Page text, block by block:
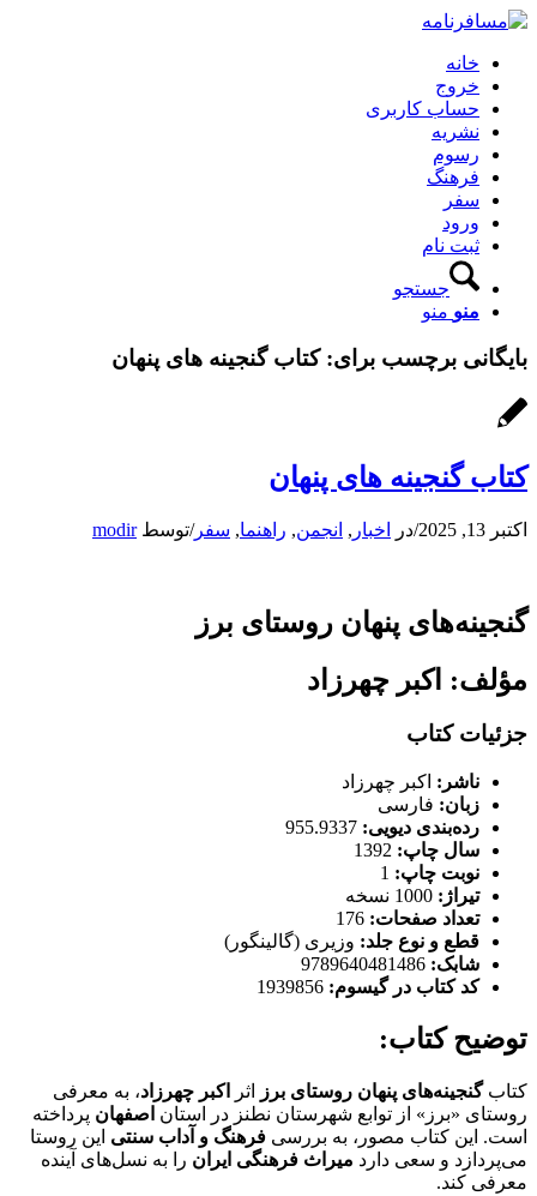
خانه
خروج
حساب کاربری
نشریه
رسوم
فرهنگ
سفر
ورود
ثبت نام
جستجو
منو منو
بایگانی برچسب برای:کتاب گنجینه های پنهان
کتاب گنجینه های پنهان
اکتبر 13, 2025 /در اخبار , انجمن, راهنما, سفر/توسطmodir
گنجینه‌های پنهان روستای برز
مؤلف: اکبر چهرزاد
جزئیات کتاب
ناشر: اکبر چهرزاد
زبان: فارسی
رده‌بندی دیویی:
سال چاپ:
نوبت چاپ:
تیراژ:
تعداد صفحات:
قطع و نوع جلد: وزیری (گالینگور)
شابک:
کد کتاب در گیسوم:
توضیح کتاب:
کتابگنجینه‌های پنهان روستای برز اثر اکبر چهرزاد، به معرفی
روستای «برز» از توابع شهرستان نطنز در استان اصفهان پرداخته
است. این کتاب مصور، به بررسی فرهنگ و آداب سنتی این روستا
می‌پردازد و سعی دارد میراث فرهنگی ایران را به نسل‌های آینده
معرفی کند.